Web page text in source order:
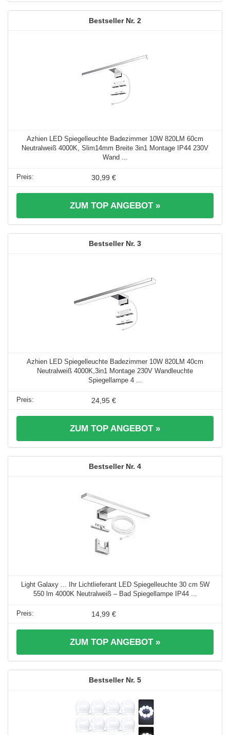
2
Azhien LED Spiegelleuchte Badezimmer 10W 820LM 60cm
Neutralweiß 4000K, Slim14mm Breite 3in1 Montage IP44 230V
Wand ...
30,99 €
ZUM TOP ANGEBOT »
3
Azhien LED Spiegelleuchte Badezimmer 10W 820LM 40cm
Neutralweiß 4000K,3in1 Montage 230V Wandleuchte
Spiegellampe 4 ...
24,95 €
ZUM TOP ANGEBOT »
4
Light Galaxy ... Ihr Lichtlieferant LED Spiegelleuchte 30 cm 5W
550 lm 4000K Neutralweiß – Bad Spiegellampe IP44 ...
14,99 €
ZUM TOP ANGEBOT »
5